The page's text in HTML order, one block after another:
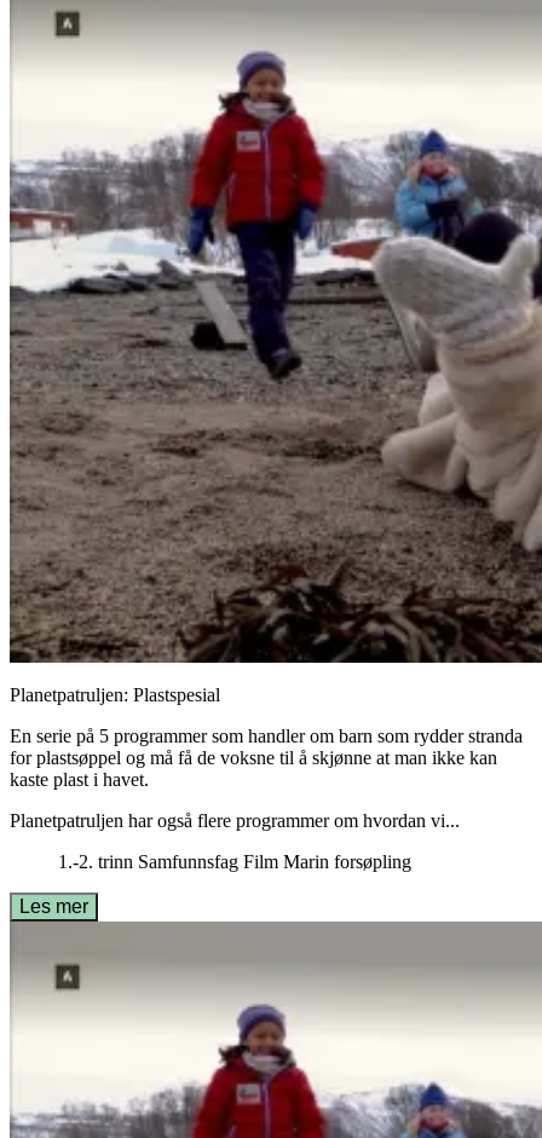
Planetpatruljen: Plastspesial
En serie på 5 programmer som handler om barn som rydder stranda
for plastsøppel og må få de voksne til å skjønne at man ikke kan
kaste plast i havet.
Planetpatruljen har også flere programmer om hvordan vi...
1.-2. trinn Samfunnsfag Film Marin forsøpling
Les mer